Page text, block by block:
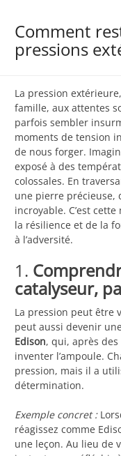
Comment
pressions
La pression
famille, aux attentes
parfois sembler
moments de tension
de nous forger.
exposé à des
colossales. En
une pierre précieuse,
incroyable. C’est
la résilience et de la
à l’adversité.
1.
catalyseur,
La pression peut être
peut aussi devenir
Edison, qui, après des
inventer l’ampoule.
pression, mais il a
détermination.
Exemple concret :
réagissez comme
une leçon. Au lieu de